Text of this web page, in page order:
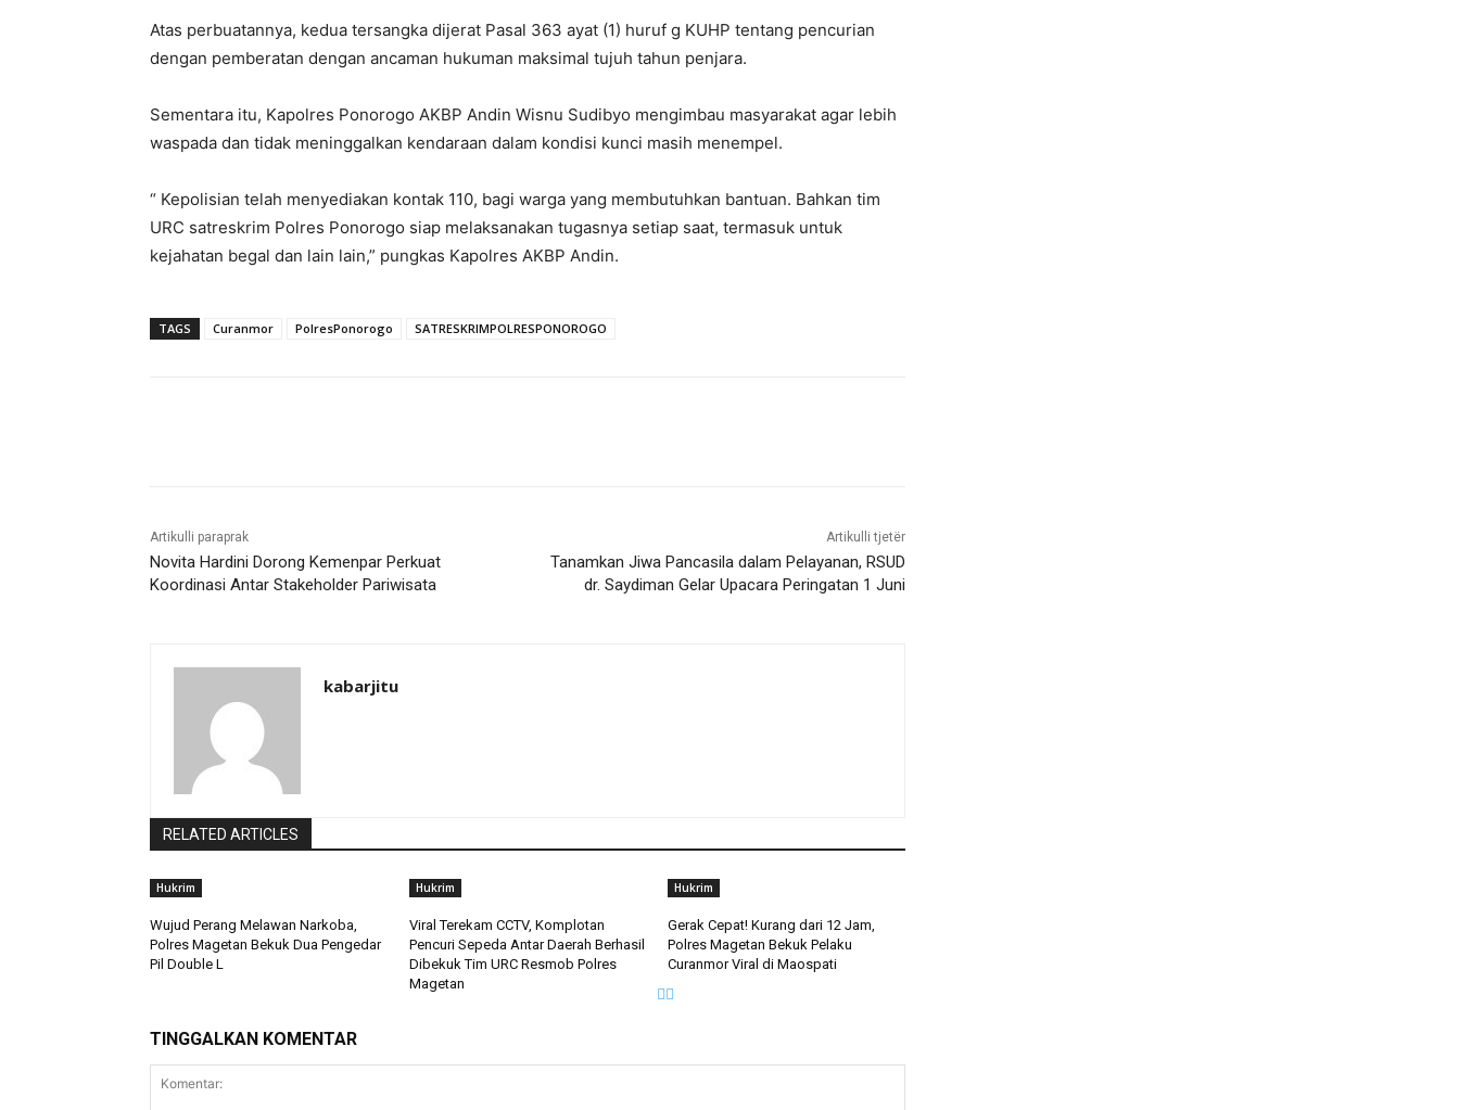
Atas perbuatannya, kedua tersangka dijerat Pasal 363 ayat (1) huruf g KUHP tentang pencurian
dengan pemberatan dengan ancaman hukuman maksimal tujuh tahun penjara.
Sementara itu, Kapolres Ponorogo AKBP Andin Wisnu Sudibyo mengimbau masyarakat agar lebih
waspada dan tidak meninggalkan kendaraan dalam kondisi kunci masih menempel.
“ Kepolisian telah menyediakan kontak 110, bagi warga yang membutuhkan bantuan. Bahkan tim
URC satreskrim Polres Ponorogo siap melaksanakan tugasnya setiap saat, termasuk untuk
kejahatan begal dan lain lain,” pungkas Kapolres AKBP Andin.
TAGS Curanmor PolresPonorogo SATRESKRIMPOLRESPONOROGO
Artikulli paraprak
Novita Hardini Dorong Kemenpar Perkuat
Koordinasi Antar Stakeholder Pariwisata
Artikulli tjetër
Tanamkan Jiwa Pancasila dalam Pelayanan, RSUD
dr. Saydiman Gelar Upacara Peringatan 1 Juni
kabarjitu
RELATED ARTICLES
Hukrim
Wujud Perang Melawan Narkoba,
Polres Magetan Bekuk Dua Pengedar
Pil Double L
Hukrim
Viral Terekam CCTV, Komplotan
Pencuri Sepeda Antar Daerah Berhasil
Dibekuk Tim URC Resmob Polres
Magetan
Hukrim
Gerak Cepat! Kurang dari 12 Jam,
Polres Magetan Bekuk Pelaku
Curanmor Viral di Maospati
TINGGALKAN KOMENTAR